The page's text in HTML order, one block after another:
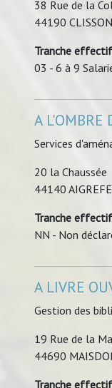
38 Rue de la
44190 CLISSON
Tranche
03 - 6 à 9
A L'OMBRE
Services
20 la Chaussée
44140
Tranche
NN - Non
A LIVRE
Gestion des
19 Rue de la
44690
Tranche